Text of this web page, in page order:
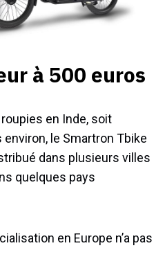
à 500 euros
en Inde, soit
environ, le Smartron Tbike
dans plusieurs villes
quelques pays
en Europe n’a pas